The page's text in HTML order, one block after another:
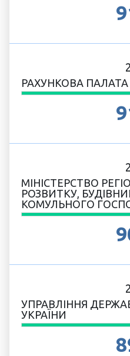
РАХУНКОВА ПАЛАТА
МІНІСТЕРСТВО
РОЗВИТКУ,
КОМУЛЬНОГО
УПРАВЛІННЯ
УКРАЇНИ